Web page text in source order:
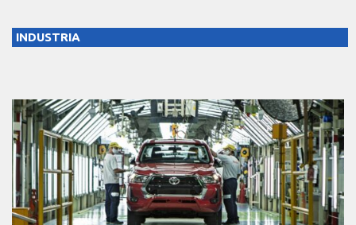
INDUSTRIA